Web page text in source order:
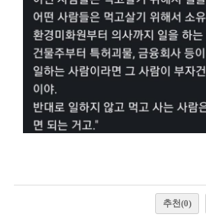
추천(0)